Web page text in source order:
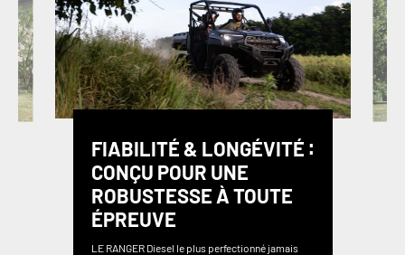
FIABILITÉ & LONGÉVITÉ ∶
CONÇU POUR UNE
ROBUSTESSE À TOUTE
ÉPREUVE
LE RANGER Diesel le plus perfectionné jamais